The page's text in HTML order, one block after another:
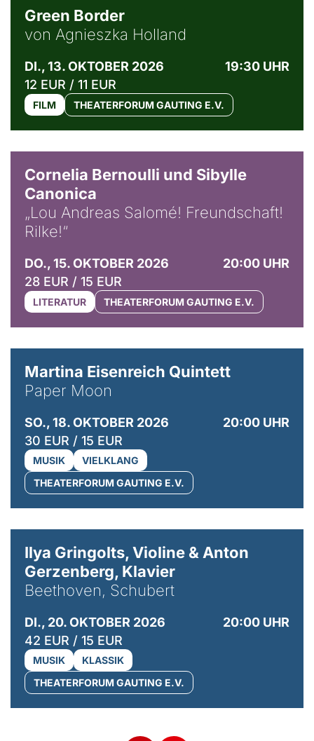
Green Border
von Agnieszka Holland
DI., 13. OKTOBER 2026
19:30 UHR
12 EUR / 11 EUR
FILM THEATERFORUM GAUTING E.V.
Cornelia Bernoulli und Sibylle
Canonica
„Lou Andreas Salomé! Freundschaft!
Rilke!“
DO., 15. OKTOBER 2026
20:00 UHR
28 EUR / 15 EUR
LITERATUR THEATERFORUM GAUTING E.V.
Martina Eisenreich Quintett
Paper Moon
SO., 18. OKTOBER 2026
20:00 UHR
30 EUR / 15 EUR
MUSIK
VIELKLANG
THEATERFORUM GAUTING E.V.
Ilya Gringolts, Violine & Anton
Gerzenberg, Klavier
Beethoven, Schubert
DI., 20. OKTOBER 2026
20:00 UHR
42 EUR / 15 EUR
MUSIK
KLASSIK
THEATERFORUM GAUTING E.V.